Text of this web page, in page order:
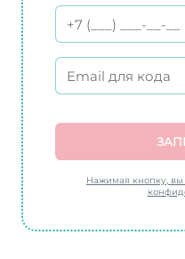
Нажимая кнопку, вы